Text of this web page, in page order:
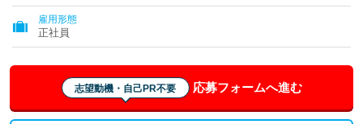
雇用形態
正社員
志望動機・自己PR不要 応募フォームへ進む